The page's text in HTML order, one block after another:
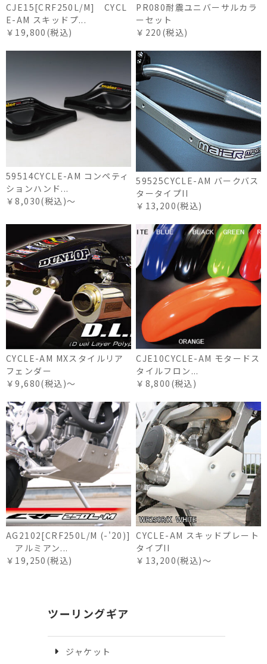
CJE15[CRF250L/M] CYCL
E-AM スキッドプ...
￥19,800(税込)
PR080耐震ユニバーサルカラ
ーセット
￥220(税込)
59514CYCLE-AM コンペティ
ションハンド...
￥8,030(税込)～
59525CYCLE-AM バークバス
タータイプII
￥13,200(税込)
CYCLE-AM MXスタイルリア
フェンダー
￥9,680(税込)～
CJE10CYCLE-AM モタードス
タイルフロン...
￥8,800(税込)
AG2102[CRF250L/M (-'20)]
アルミアン...
￥19,250(税込)
CYCLE-AM スキッドプレート
タイプII
￥13,200(税込)～
ツーリングギア
ジャケット